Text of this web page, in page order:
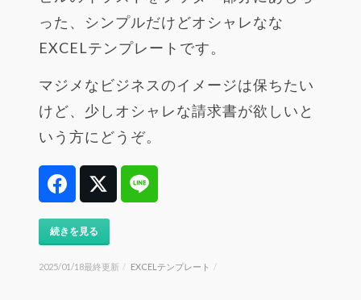
った、シンプルだけどオシャレなな
EXCELテンプレートです。
マジメなビジネスのイメージは保ちたい
けど、少しオシャレな請求書が欲しいと
いう方にどうぞ。
FacebookTwitter
続きを見る
2025/01/18最終更新 / EXCELテンプレート /